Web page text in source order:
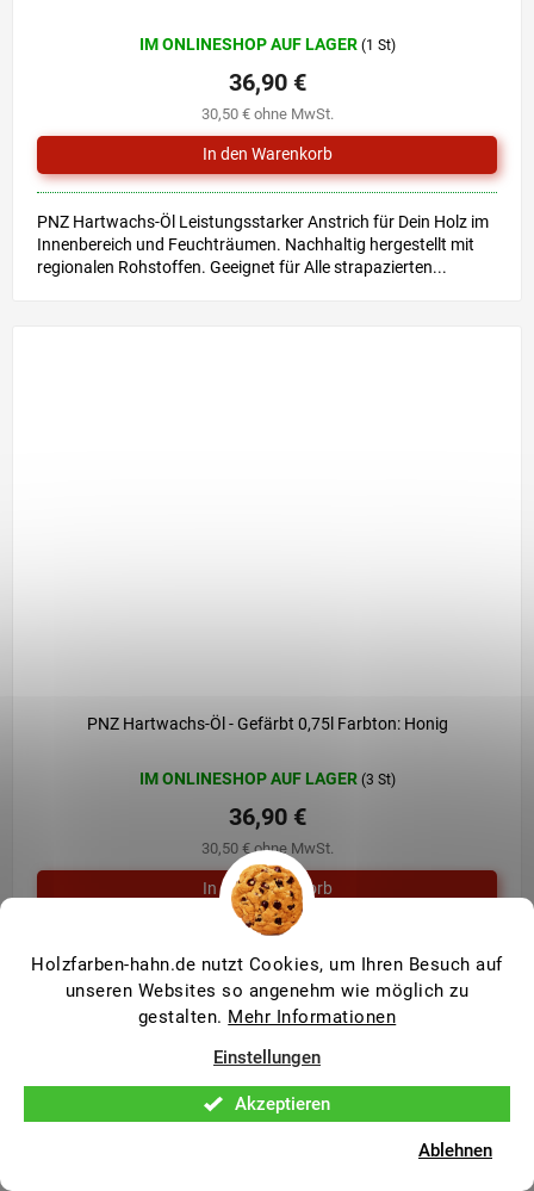
Holzfarben-hahn.de nutzt Cookies, um Ihren Besuch auf
unseren Websites so angenehm wie möglich zu
gestalten. Mehr Informationen
Einstellungen
Ablehnen
Akzeptieren
IM ONLINESHOP AUF LAGER (1 St)
30,50 € ohne MwSt.
36,90 €
PNZ Hartwachs-Öl Leistungsstarker Anstrich für Dein Holz im
Innenbereich und Feuchträumen. Nachhaltig hergestellt mit
regionalen Rohstoffen. Geeignet für Alle strapazierten...
PNZ Hartwachs-Öl - Gefärbt 0,75l Farbton: Honig
IM ONLINESHOP AUF LAGER (3 St)
30,50 € ohne MwSt.
36,90 €
PNZ Hartwachs-Öl Leistungsstarker Anstrich für Dein Holz im
Innenbereich und Feuchträumen. Nachhaltig hergestellt mit
regionalen Rohstoffen. Geeignet für Alle strapazierten...